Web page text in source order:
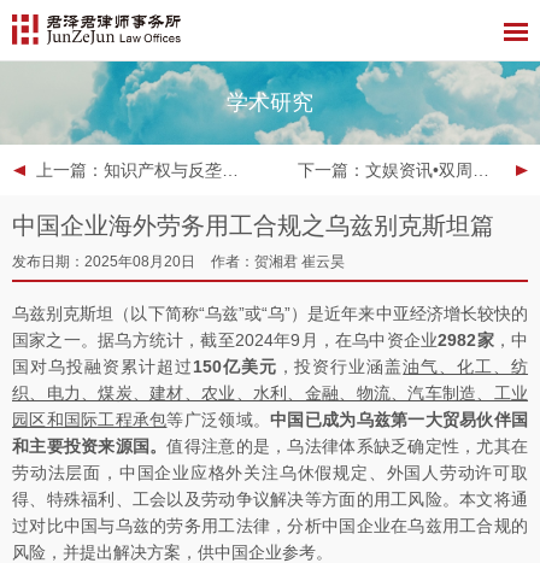
学术研究
上一篇 ：知识产权与反垄断月刊 | 2025年8月 下一篇 ：文娱资讯•双周报 | 2025年第15期
中国企业海外劳务用工合规之乌兹别克斯坦篇
发布日期：2025年08月20日 作者：贺湘君 崔云昊
乌兹别克斯坦（以下简称“乌兹”或“乌”）是近年来中亚经济增长较快的
国家之一。据乌方统计，截至2024年9月，在乌中资企业2982家，中
国对乌投融资累计超过150亿美元 ，投资行业涵盖油气、化工、纺
织、电力、煤炭、建材、农业、水利、金融、物流、汽车制造、工业
园区和国际工程承包等广泛领域。中国已成为乌兹第一大贸易伙伴国
和主要投资来源国。值得注意的是，乌法律体系缺乏确定性，尤其在
劳动法层面，中国企业应格外关注乌休假规定、外国人劳动许可取
得、特殊福利、工会以及劳动争议解决等方面的用工风险。本文将通
过对比中国与乌兹的劳务用工法律，分析中国企业在乌兹用工合规的
风险，并提出解决方案，供中国企业参考。